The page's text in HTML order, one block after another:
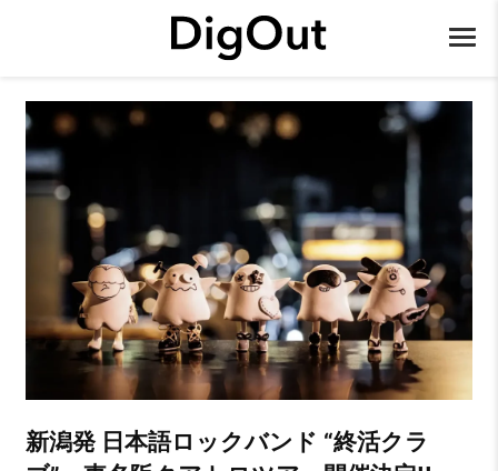
新潟発 日本語ロックバンド “終活クラ